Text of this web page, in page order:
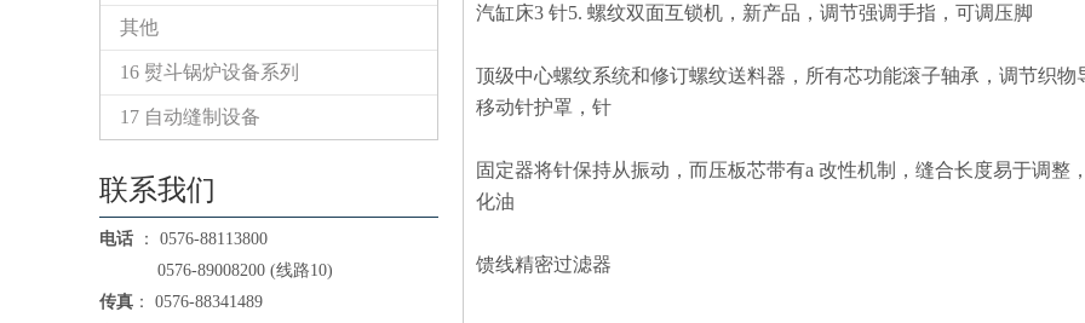
其他
16 熨斗锅炉设备系列
17 自动缝制设备
联系我们
电话 ： 0576-88113800
0576-89008200 (线路10)
传真 ： 0576-88341489
汽缸床3 针5. 螺纹双面互锁机，新产品，调节强调手指，可调压脚
顶级中心螺纹系统和修订螺纹送料器，所有芯功能滚子轴承，调节织
移动针护罩，针
固定器将针保持从振动，而压板芯带有a 改性机制，缝合长度易于调
化油
馈线精密过滤器